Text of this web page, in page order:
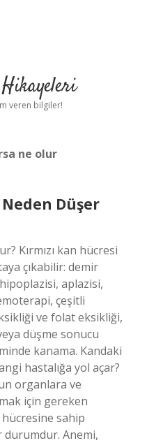
veren bilgiler!
ne olur
Düşer
Kırmızı kan hücresi
çıkabilir: demir
aplazisi,
çeşitli
ve folat eksikliği,
düşme sonucu
kanama. Kandaki
hastalığa yol açar?
organlara ve
için gereken
hücresine sahip
durumdur. Anemi,